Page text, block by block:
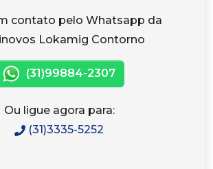
contato pelo Whatsapp da
Lokamig Contorno
(31)99884-2307
Ou ligue agora para:
(31)3335-5252